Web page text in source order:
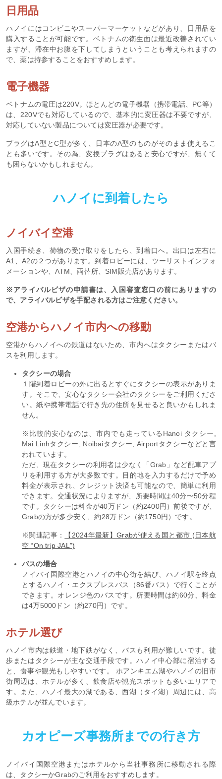
日用品
ハノイにはコンビニやスーパーマーケットなどがあり、日用品を
購入することが可能です。ベトナムの衛生面は最近改善されてい
ますが、滞在中お腹を下してしまうということも考えられますの
で、薬は持参することをおすすめします。
電子機器
ベトナムの電圧は220V。ほとんどの電子機器（携帯電話、PC等）
は、220Vでも対応しているので、基本的に変圧器は不要ですが、
対応していない製品については変圧器が必要です。
プラグはA型とC型が多く、日本のA型のものがそのまま使えるこ
とも多いです。その為、変換プラグはあると安心ですが、無くて
も困らないかもしれません。
ハノイに到着したら
ノイバイ空港
入国手続き、荷物の受け取りをしたら、到着口へ。出口は左右に
A1、A2の２つがあります。到着ロビーには、ツーリストインフォ
メーションや、ATM、両替所、SIM販売店があります。
※アライバルビザの申請書は、入国審査窓口の前にありますの
で、アライバルビザを手配される方はご注意ください。
空港からハノイ市内への移動
空港からハノイへの鉄道はないため、市内へはタクシーまたはバ
スを利用します。
タクシーの場合
１階到着ロビーの外に出るとすぐにタクシーの表示がありま
す。そこで、安心なタクシー会社のタクシーをご利用くださ
い。紙や携帯電話で行き先の住所を見せると良いかもしれま
せん。
※比較的安心なのは、市内でも走っているHanoi タクシー,
Mai Linhタクシー, Noibaiタクシー, Airportタクシーなどと言
われています。
ただ、現在タクシーの利用者は少なく「Grab」など配車アプ
リを利用する方が大多数です。目的地を入力するだけで予め
料金が表示され、クレジット決済も可能なので、簡単に利用
できます。交通状況によりますが、所要時間は40分〜50分程
です。タクシーは料金が40万ドン（約2400円）前後ですが、
Grabの方が多少安く、約28万ドン（約1750円）です。
※関連記事：
【2024年最新】Grabが使える国と都市 (日本航
空 “On trip JAL”)
バスの場合
ノイバイ国際空港とハノイの中心街を結び、ハノイ駅を終点
とするハノイ・エクスプレスバス（86番バス）で行くことが
できます。オレンジ色のバスです。所要時間は約60分、料金
は4万5000ドン（約270円）です。
ホテル選び
ハノイ市内は鉄道・地下鉄がなく、バスも利用が難しいです。徒
歩またはタクシーが主な交通手段です。ハノイ中心部に宿泊する
と、食事や観光もしやすいです。 ホアンキエム湖やハノイの旧市
街周辺は、ホテルが多く、飲食店や観光スポットも多いエリアで
す。また、ハノイ最大の湖である、西湖（タイ湖）周辺には、高
級ホテルが並んでいます。
カオピーズ事務所までの行き方
ノイバイ国際空港またはホテルから当社事務所に移動される際
は、タクシーかGrabのご利用をおすすめします。